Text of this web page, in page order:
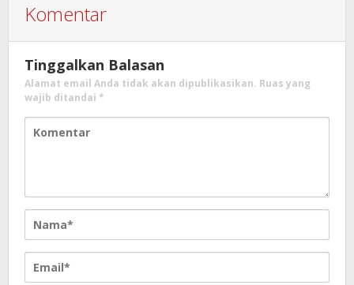
Komentar
Tinggalkan Balasan
Alamat email Anda tidak akan dipublikasikan. Ruas yang
wajib ditandai *